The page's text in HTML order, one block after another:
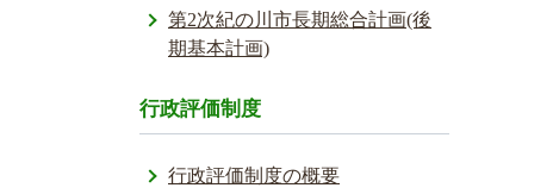
第2次紀の川市長期総合計画(後
期基本計画)
行政評価制度
行政評価制度の概要